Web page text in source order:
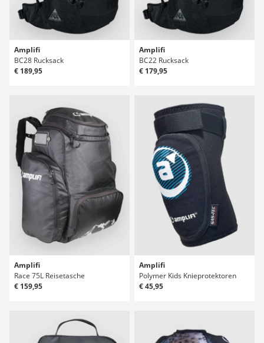
Amplifi
BC28 Rucksack
€ 189,95
Amplifi
BC22 Rucksack
€ 179,95
Amplifi
Race 75L Reisetasche
€ 159,95
Amplifi
Polymer Kids Knieprotektoren
€ 45,95